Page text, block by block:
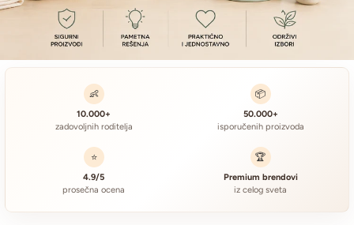
👶
10.000+
zadovoljnih roditelja
📦
50.000+
isporučenih proizvoda
⭐
4.9/5
prosečna ocena
🏆
Premium brendovi
iz celog sveta